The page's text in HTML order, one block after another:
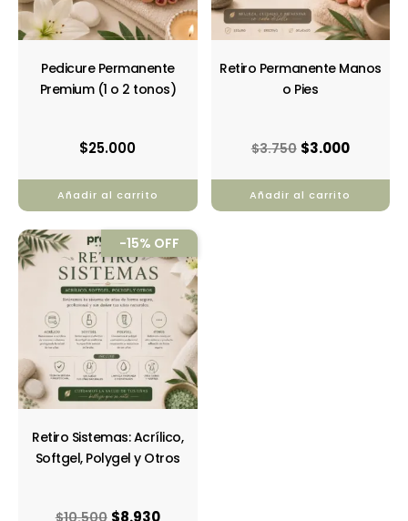
Pedicure Permanente
Premium (1 o 2 tonos)
$25.000
Añadir al carrito
Retiro Permanente Manos
o Pies
$3.750 $3.000
Añadir al carrito
-15% OFF
Retiro Sistemas: Acrílico,
Softgel, Polygel y Otros
El
precio
original
era:
$10.500.
$8.930
El
precio
actual
$8.930.